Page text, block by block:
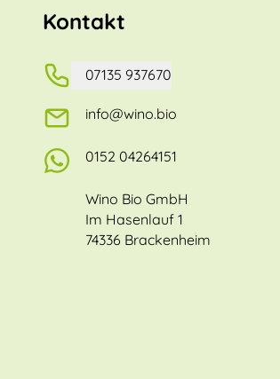
Kontakt
07135 937670
info@wino.bio
0152 04264151
Wino Bio GmbH
Im Hasenlauf 1
74336 Brackenheim